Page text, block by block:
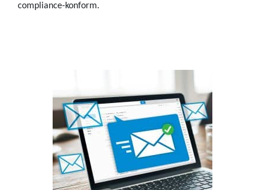
compliance-konform.